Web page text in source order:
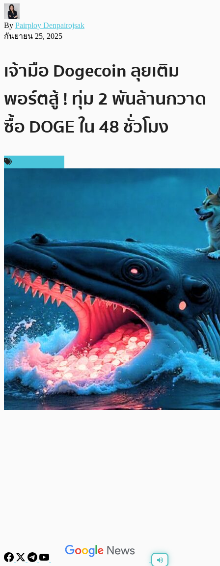
By Pairploy Denpairojsak
กันยายน 25, 2025
เจ้ามือ Dogecoin ลุยเติม
พอร์ตสู้ ! ทุ่ม 2 พันล้านกวาด
ซื้อ DOGE ใน 48 ชั่วโมง